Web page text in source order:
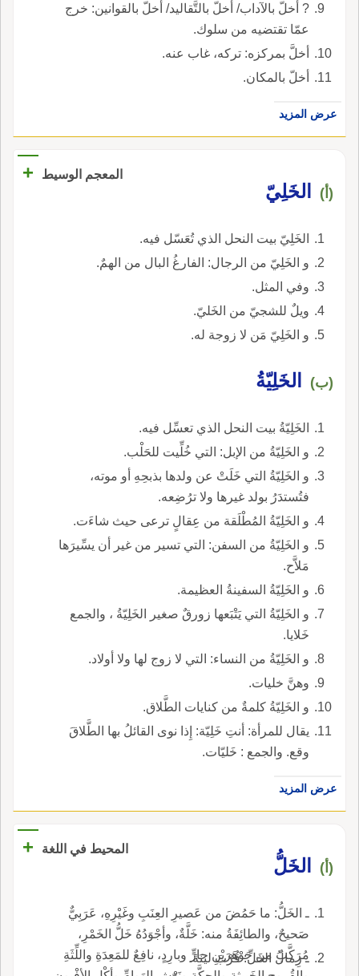
? أخلّ بالآداب/ أخلّ بالتَّقاليد/ أخلّ بالقوانين: خرج
عمّا تقتضيه من سلوك.
أخلَّ بمركزه: تركه، غاب عنه.
أخلّ بالمكان.
عرض المزيد
المعجم الوسيط +
(أ) الخَلِيّ
الخَلِيّ بيت النحل الذي تُعَسّل فيه.
و الخَلِيّ من الرجال: الفارغُ البال من الهمٌ.
وفي المثل.
ويلٌ للشجيّ من الخَليّ.
و الخَلِيّ مَن لا زوجة له.
(ب) الخَلِيّةُ
الخَلِيّةُ بيت النحل الذي تعسِّل فيه.
و الخَلِيّةُ من الإبل: التي خُلِّيت للحَلْب.
و الخَلِيّةُ التي خَلَتْ عن ولدها بذبحِهِ أو موته،
فتُستدَرُ بولد غيرها ولا ترُضِعه.
و الخَلِيّةُ المُطْلَقة من عِقالٍ ترعى حيث شاءَت.
و الخَلِيّةُ من السفن: التي تسير من غير أن يسِّيرَها
مَلاَّح.
و الخَلِيّةُ السفينةُ العظيمة.
و الخَلِيّةُ التي يَتْبَعها زورقٌ صغير الخَلِيّةُ ، والجمع
خَلايا.
و الخَلِيّةُ من النساء: التي لا زوج لها ولا أولاد.
وهنَّ خليات.
و الخَلِيّةُ كلمةٌ من كنايات الطَّلاق.
يقال للمرأة: أنتِ خَلِيّة: إِذا نوى القائلُ بها الطَّلاقَ
وقع. والجمع : خَليّات.
عرض المزيد
المحيط في اللغة +
(أ) الخَلُّ
ـ الخَلُّ: ما حَمُضَ من عَصيرِ العِنَبِ وغَيْرِهِ، عَرَبِيٌّ
صَحيحٌ، والطائِفَةُ منه: خَلَّةٌ، وأجْوَدُهُ خَلُّ الخَمْرِ،
مُرَكَّبٌ من جَوْهَرَيْنِ حارٍّ وبارِدٍ، نافِعٌ للمَعِدَةِ واللِّثَةِ
ـ رِمالُ الخَلِّ: قُرْبَ لينَةَ.